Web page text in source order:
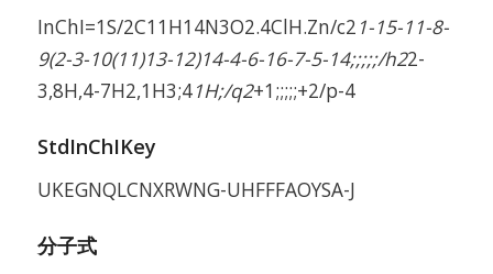
InChI=1S/2C11H14N3O2.4ClH.Zn/c2 1-15-11-8-
9(2-3-10(11)13-12)14-4-6-16-7-5-14;;;;;/h22-
3,8H,4-7H2,1H3;41H;/q2+1;;;;;+2/p-4
StdInChIKey
UKEGNQLCNXRWNG-UHFFFAOYSA-J
分子式